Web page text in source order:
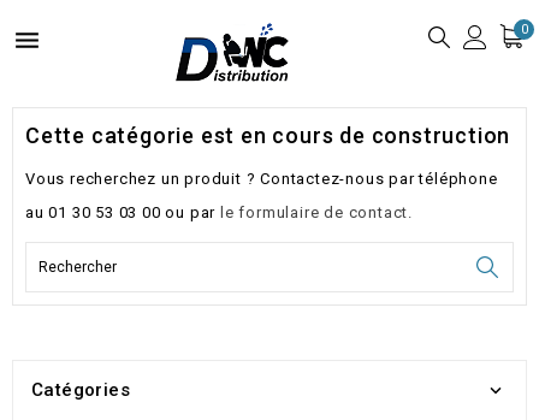
 0
Cette catégorie est en cours de construction
Vous recherchez un produit ? Contactez-nous par téléphone
au 01 30 53 03 00 ou par le formulaire de contact.
Catégories 